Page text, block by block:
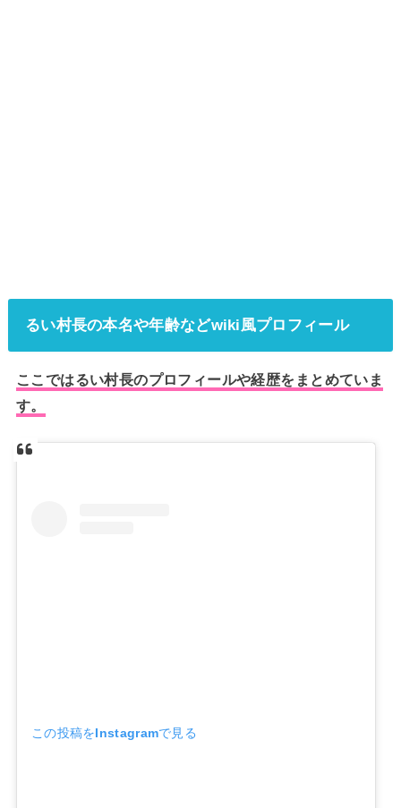
るい村長の本名や年齢などwiki風プロフィール
ここではるい村長のプロフィールや経歴をまとめていま
す。
この投稿をInstagramで見る